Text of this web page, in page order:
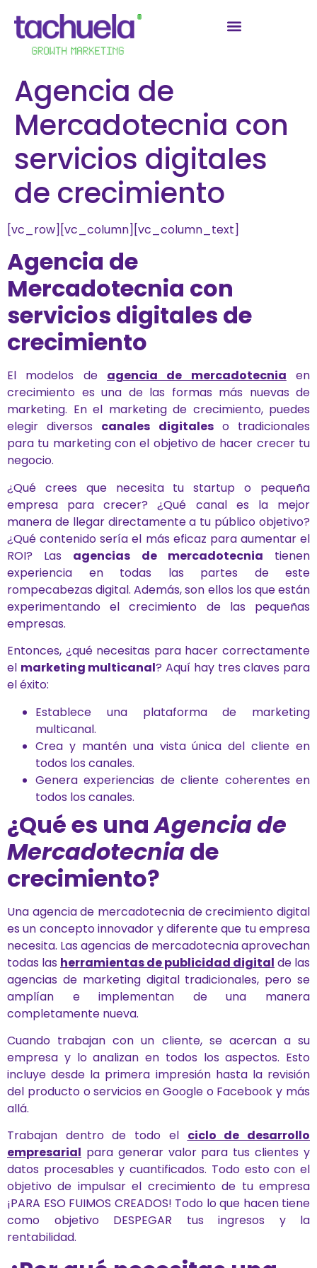
Agencia de
Mercadotecnia con
servicios digitales
de crecimiento
[vc_row][vc_column][vc_column_text]
Agencia de
Mercadotecnia con
servicios digitales de
crecimiento
El modelos de agencia de mercadotecnia
en
crecimiento es una de las formas más nuevas de
marketing. En el marketing de crecimiento, puedes
elegir diversos canales digitaleso tradicionales
para tu marketing con el objetivo de hacer crecer tu
negocio.
¿Qué crees que necesita tu startup o pequeña
empresa para crecer? ¿Qué canal es la mejor
manera de llegar directamente a tu público objetivo?
¿Qué contenido sería el más eficaz para aumentar el
ROI? Las agencias de mercadotecnia tienen
experiencia en todas las partes de este
rompecabezas digital. Además, son ellos los que están
experimentando el crecimiento de las pequeñas
empresas.
Entonces, ¿qué necesitas para hacer correctamente
el marketing multicanal? Aquí hay tres claves para
el éxito:
Establece una plataforma de marketing
multicanal.
Crea y mantén una vista única del cliente en
todos los canales.
Genera experiencias de cliente coherentes en
todos los canales.
¿Qué es unaAgencia de
Mercadotecniade
crecimiento?
Una agencia de mercadotecnia de crecimiento digital
es un concepto innovador y diferente que tu empresa
necesita. Las agencias de mercadotecnia aprovechan
todas las herramientas de publicidad digital de las
agencias de marketing digital tradicionales, pero se
amplían e implementan de una manera
completamente nueva.
Cuando trabajan con un cliente, se acercan a su
empresa y lo analizan en todos los aspectos. Esto
incluye desde la primera impresión hasta la revisión
del producto o servicios en Google o Facebook y más
allá.
Trabajan dentro de todo el ciclo de desarrollo
empresarial para generar valor para tus clientes y
datos procesables y cuantificados. Todo esto con el
objetivo de impulsar el crecimiento de tu empresa
¡PARA ESO FUIMOS CREADOS! Todo lo que hacen tiene
como objetivo DESPEGAR tus ingresos y la
rentabilidad.